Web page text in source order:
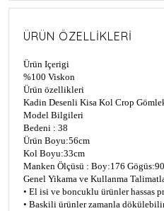
ÜRÜN ÖZELLIKLERI
Ürün Içerigi
%100 Viskon
Ürün özellikleri
Kadin Desenli Kisa Kol Crop
Model Bilgileri
Bedeni : 38
Ürün Boyu:56cm
Kol Boyu:33cm
Manken Ölçüsü : Boy:176
Genel Yikama ve Kullanma
• El isi ve boncuklu ürünler hassas
• Baskili ürünler zamanla